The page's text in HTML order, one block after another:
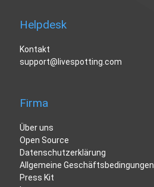
Helpdesk
Kontakt
support@livespotting.com
Firma
Über uns
Open Source
Datenschutzerklärung
Allgemeine Geschäftsbedingungen
Press Kit